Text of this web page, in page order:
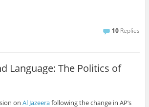
10 Replies
Language: The Politics of
on Al Jazeerafollowing the change in AP’s